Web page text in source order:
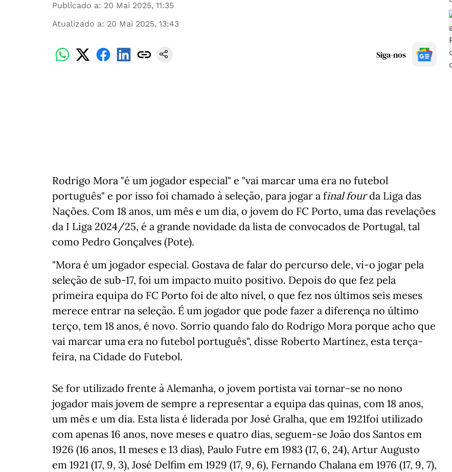
Publicado a: 20 Mai 2025, 11:35
Atualizado a: 20 Mai 2025, 13:43
Siga-nos
Rodrigo Mora "é um jogador especial" e "vai marcar uma era no futebol
português" e por isso foi chamado à seleção, para jogar a final fourda Liga das
Nações. Com 18 anos, um mês e um dia, o jovem do FC Porto, uma das revelações
da I Liga 2024/25, é a grande novidade da lista de convocados de Portugal, tal
como Pedro Gonçalves (Pote).
"Mora é um jogador especial. Gostava de falar do percurso dele, vi-o jogar pela
seleção de sub-17, foi um impacto muito positivo. Depois do que fez pela
primeira equipa do FC Porto foi de alto nível, o que fez nos últimos seis meses
merece entrar na seleção. É um jogador que pode fazer a diferença no último
terço, tem 18 anos, é novo. Sorrio quando falo do Rodrigo Mora porque acho que
vai marcar uma era no futebol português", disse Roberto Martínez, esta terça-
feira, na Cidade do Futebol.
Se for utilizado frente à Alemanha, o jovem portista vai tornar-se no nono
jogador mais jovem de sempre a representar a equipa das quinas, com 18 anos,
um mês e um dia. Esta lista é liderada por José Gralha, que em 1921foi utilizado
com apenas 16 anos, nove meses e quatro dias, seguem-se João dos Santos em
1926 (16 anos, 11 meses e 13 dias), Paulo Futre em 1983 (17, 6, 24), Artur Augusto
em 1921 (17, 9, 3), José Delfim em 1929 (17, 9, 6), Fernando Chalana em 1976 (17, 9, 7),